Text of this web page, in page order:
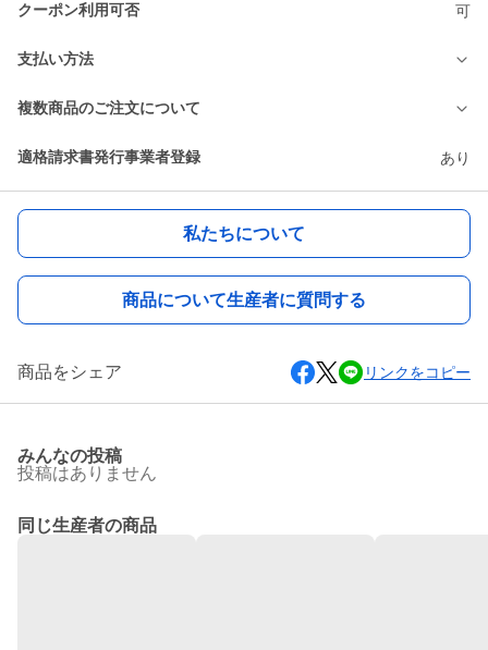
クーポン利用可否 可
支払い方法
複数商品のご注文について
適格請求書発行事業者登録 あり
私たちについて
商品について生産者に質問する
商品をシェア リンクをコピー
みんなの投稿
投稿はありません
同じ生産者の商品